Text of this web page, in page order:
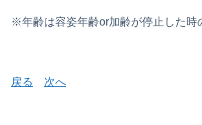
※年齢は容姿年齢or加齢が停止した時
戻る 次へ